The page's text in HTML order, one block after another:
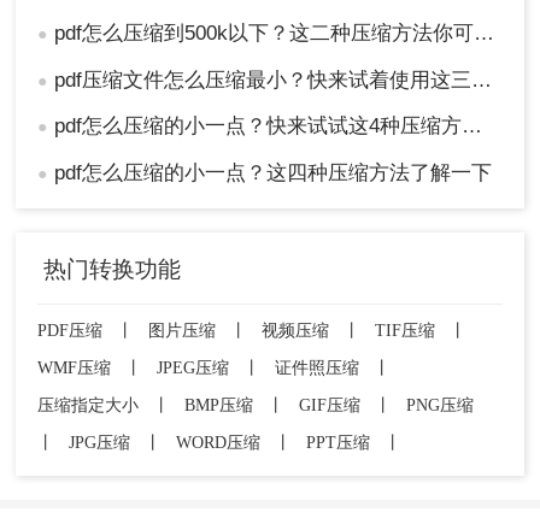
● pdf怎么压缩到500k以下？这二种压缩方法你可以轻松学会！
● pdf压缩文件怎么压缩最小？快来试着使用这三种压缩方法！
● pdf怎么压缩的小一点？快来试试这4种压缩方法！
● pdf怎么压缩的小一点？这四种压缩方法了解一下
热门转换功能
PDF压缩 图片压缩 视频压缩 TIF压缩
WMF压缩
JPEG压缩 证件照压缩
压缩指定大小
BMP压缩 GIF压缩
PNG压缩
JPG压缩 WORD压缩 PPT压缩